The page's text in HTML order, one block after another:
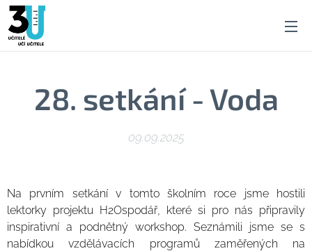
28. setkání - Voda
09.09.2025
Na prvním setkání v tomto školním roce jsme hostili
lektorky projektu H2Ospodář, které si pro nás připravily
inspirativní a podnětný workshop. Seznámili jsme se s
nabídkou vzdělávacích programů zaměřených na